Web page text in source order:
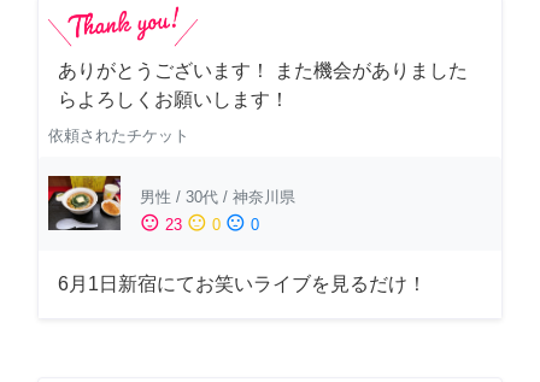
ありがとうございます！ また機会がありました
らよろしくお願いします！
依頼されたチケット
男性 / 30代 / 神奈川県
sentiment_satisfied 23 sentiment_neutral 0 sentiment_dissatisfied 0
6月1日新宿にてお笑いライブを見るだけ！